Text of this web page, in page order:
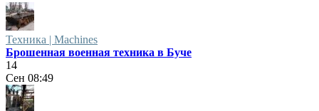
Техника | Machines
Брошенная военная техника в Буче
14
Сен 08:49